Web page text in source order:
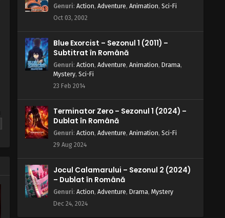
Blue Exorcist – Sezonul 1 Episodul 7
Eps 7 - Un stol de fluierar - 6 July, 2025
Blue Exorcist – Sezonul 1 Episodul 6
– Bucătarul fantomă
Blue Exorcist – Sezonul 1 Episodul 5
– Un băiat din templul blestemat
Eps 5 - Un băiat din templul blestemat - 6
July, 2025
Blue Exorcist – Sezonul 1 Episodul 4
– Grădina din Amahara
Eps 4 - Grădina din Amahara - 6 July, 2025
Genuri: Action, Adventure, Animation, Sci-Fi
Oct 03, 2002
Blue Exorcist – Sezonul 1 (2011) –
Subtitrat în Română
Genuri: Action, Adventure, Animation, Drama,
Mystery, Sci-Fi
23 Feb 2014
Terminator Zero – Sezonul 1 (2024) –
Dublat în Română
Genuri: Action, Adventure, Animation, Sci-Fi
29 Aug 2024
Jocul Calamarului – Sezonul 2 (2024)
– Dublat în Română
Genuri: Action, Adventure, Drama, Mystery
Dec 24, 2024